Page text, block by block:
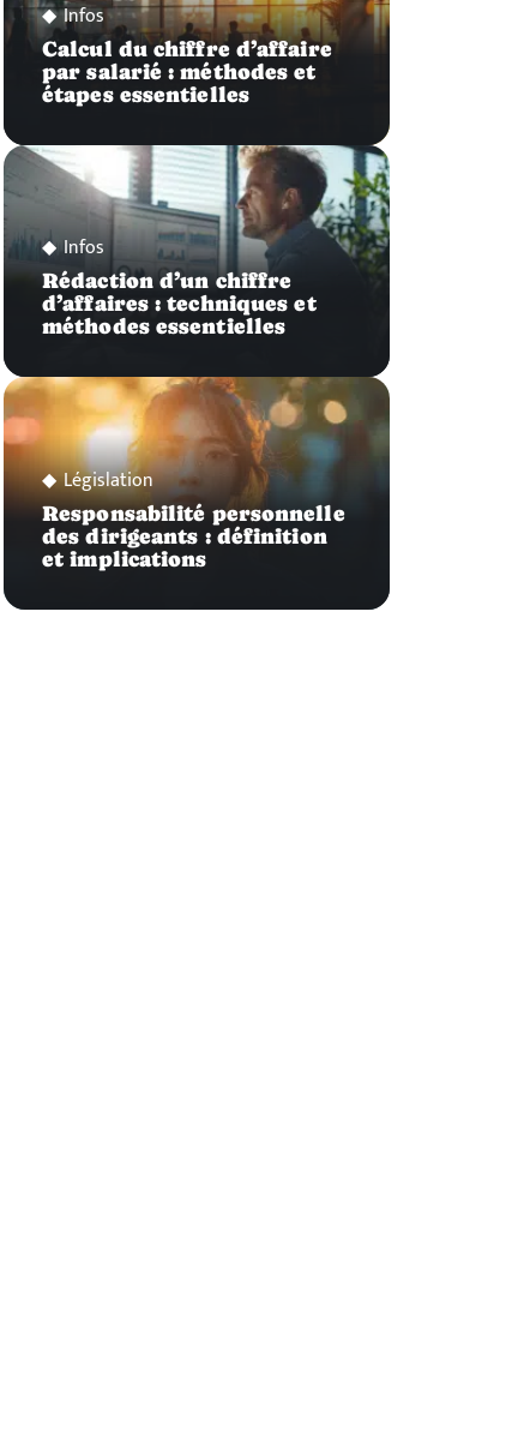
Infos
Calcul du chiffre d’affaire
par salarié : méthodes et
étapes essentielles
Infos
Rédaction d’un chiffre
d’affaires : techniques et
méthodes essentielles
Législation
Responsabilité personnelle
des dirigeants : définition
et implications